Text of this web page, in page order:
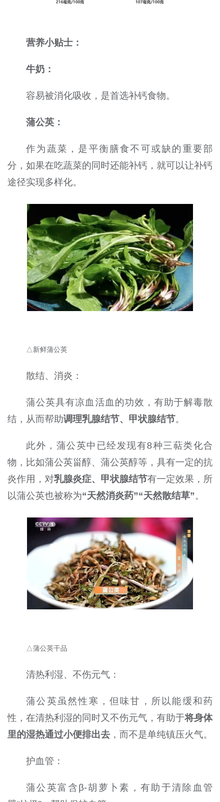
营养小贴士：
牛奶：
容易被消化吸收，是首选补钙食物。
蒲公英：
作为蔬菜，是平衡膳食不可或缺的重要部
分，如果在吃蔬菜的同时还能补钙，就可以让补钙
途径实现多样化。
△新鲜蒲公英
散结、消炎：
蒲公英具有凉血活血的功效，有助于解毒散
结，从而帮助调理乳腺结节、甲状腺结节。
此外，蒲公英中已经发现有8种三萜类化合
物，比如蒲公英甾醇、蒲公英醇等，具有一定的抗
炎作用，对乳腺炎症、甲状腺结节有一定效果，所
以蒲公英也被称为“天然消炎药”“天然散结草”。
△蒲公英干品
清热利湿、不伤元气：
蒲公英虽然性寒，但味甘，所以能缓和药
性，在清热利湿的同时又不伤元气，有助于将身体
里的湿热通过小便排出去，而不是单纯镇压火气。
护血管：
蒲公英富含β-胡萝卜素，有助于清除血管